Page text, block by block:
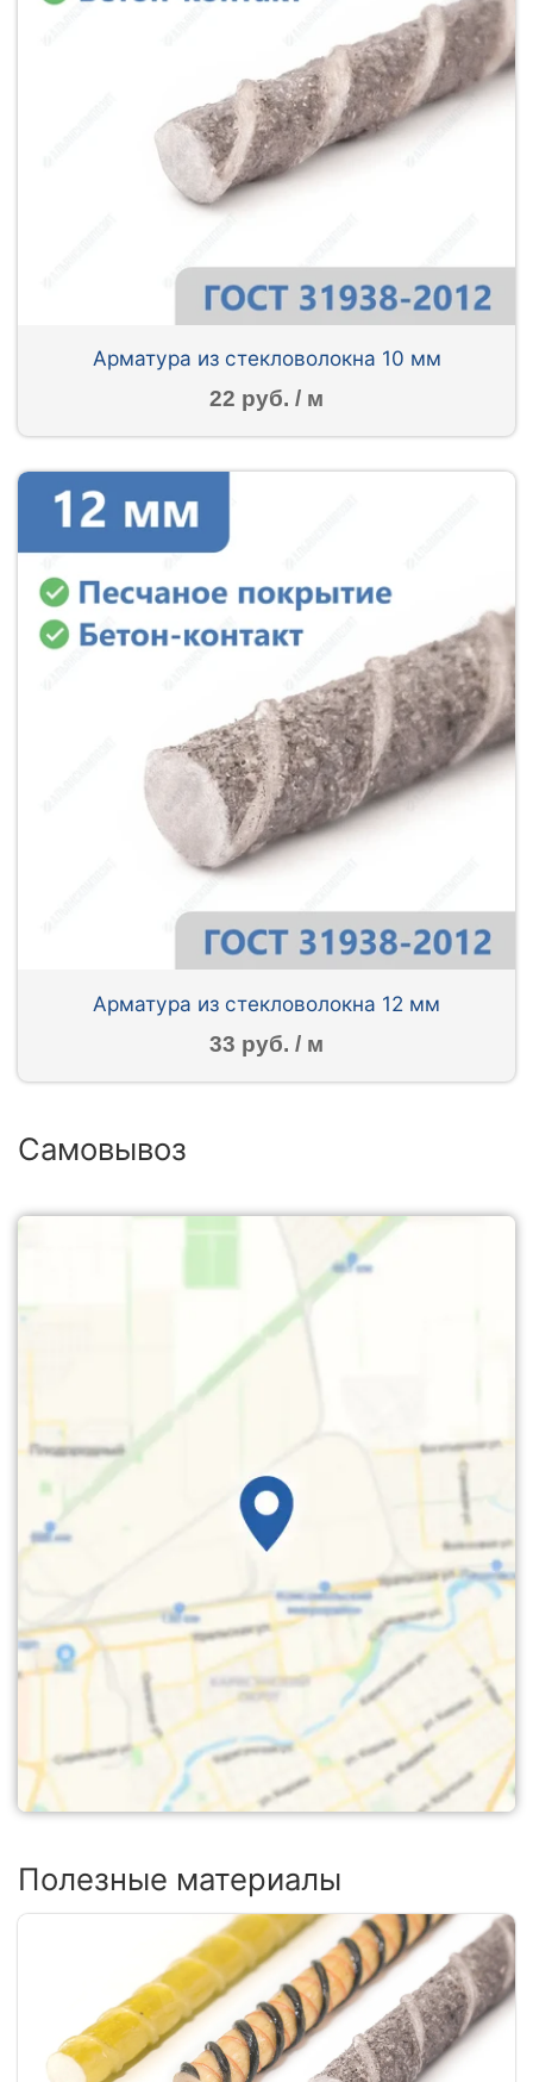
Арматура из стекловолокна 10 мм
22 руб. / м
Арматура из стекловолокна 12 мм
33 руб. / м
Самовывоз
Полезные материалы